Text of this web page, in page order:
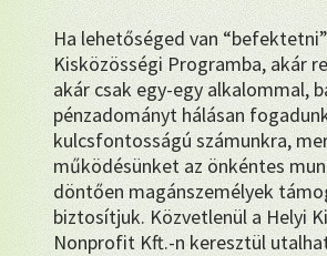
Ha lehetőséged van
Kisközösségi Programba, akár
akár csak egy-egy alkalommal,
pénzadományt hálásan
kulcsfontosságú számunkra,
működésünket az önkéntes
döntően magánszemélyek
biztosítjuk. Közvetlenül a Helyi
Nonprofit Kft.-n keresztül